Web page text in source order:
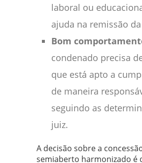
laboral ou
ajuda na remissão
Bom
condenado precisa
que está apto a
de maneira
seguindo as
juiz.
A decisão sobre a
semiaberto harmonizado é